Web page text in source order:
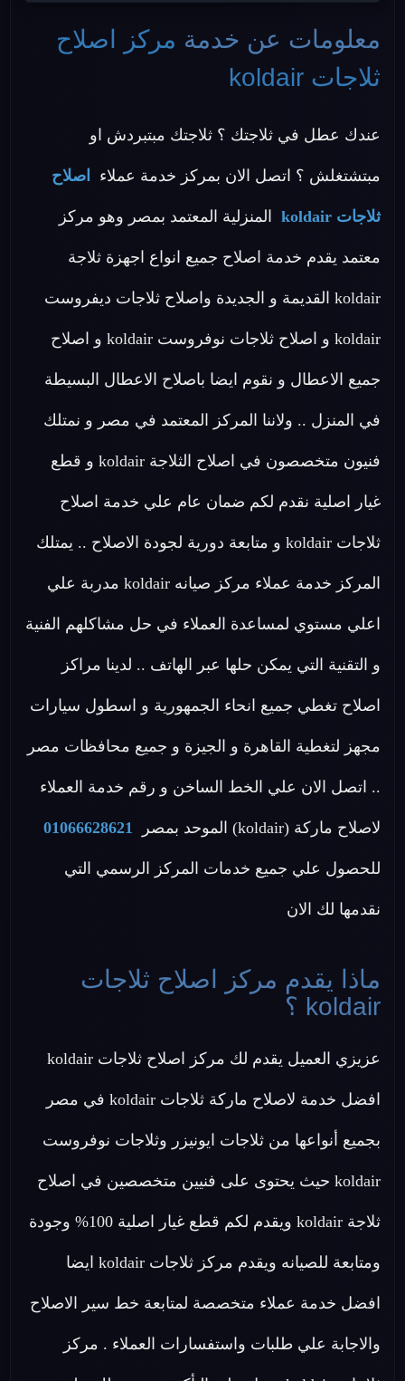
معلومات عن خدمة مركز اصلاح
ثلاجات koldair
عندك عطل في ثلاجتك ؟ ثلاجتك مبتبردش او
مبتشتغلش ؟ اتصل الان بمركز خدمة عملاء اصلاح
ثلاجات koldair المنزلية المعتمد بمصر وهو مركز
معتمد يقدم خدمة اصلاح جميع انواع اجهزة ثلاجة
koldair القديمة و الجديدة واصلاح ثلاجات ديفروست
koldair و اصلاح ثلاجات نوفروست koldair و اصلاح
جميع الاعطال و نقوم ايضا باصلاح الاعطال البسيطة
في المنزل .. ولاننا المركز المعتمد في مصر و نمتلك
فنيون متخصصون في اصلاح الثلاجة koldair و قطع
غيار اصلية نقدم لكم ضمان عام علي خدمة اصلاح
ثلاجات koldair و متابعة دورية لجودة الاصلاح .. يمتلك
المركز خدمة عملاء مركز صيانه koldair مدربة علي
اعلي مستوي لمساعدة العملاء في حل مشاكلهم الفنية
و التقنية التي يمكن حلها عبر الهاتف .. لدينا مراكز
اصلاح تغطي جميع انحاء الجمهورية و اسطول سيارات
مجهز لتغطية القاهرة و الجيزة و جميع محافظات مصر
.. اتصل الان علي الخط الساخن و رقم خدمة العملاء
لاصلاح ماركة (koldair) الموحد بمصر 01066628621
للحصول علي جميع خدمات المركز الرسمي التي
نقدمها لك الان
ماذا يقدم مركز اصلاح ثلاجات
koldair ؟
عزيزي العميل يقدم لك مركز اصلاح ثلاجات koldair
افضل خدمة لاصلاح ماركة ثلاجات koldair في مصر
بجميع أنواعها من ثلاجات ايونيزر وثلاجات نوفروست
koldair حيث يحتوى على فنيين متخصصين في اصلاح
ثلاجة koldair ويقدم لكم قطع غيار اصلية 100% وجودة
ومتابعة للصيانه ويقدم مركز ثلاجات koldair ايضا
افضل خدمة عملاء متخصصة لمتابعة خط سير الاصلاح
والاجابة علي طلبات واستفسارات العملاء . مركز